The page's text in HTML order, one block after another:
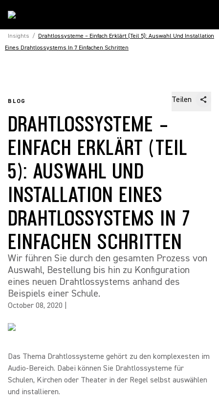
Insights / Drahtlossysteme – Einfach Erklärt (Teil 5): Auswahl Und Installation
Eines Drahtlossystems In 7 Einfachen Schritten
BLOG Teilen
DRAHTLOSSYSTEME –
EINFACH ERKLÄRT (TEIL
5): AUSWAHL UND
INSTALLATION EINES
DRAHTLOSSYSTEMS IN 7
EINFACHEN SCHRITTEN
Wir führen Sie durch den gesamten Prozess von
Auswahl, Bestellung bis hin zu Konfiguration
eines neuen Drahtlossystems anhand des
Beispiels einer Schule.
October 08, 2020
Das Thema Drahtlossysteme gehört zu den komplexesten im
Audio-Bereich. Dabei können Sie Drahtlossysteme für
Schulen, Kirchen oder Theater in der Regel selbst auswählen
und installieren.